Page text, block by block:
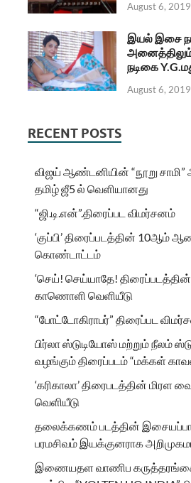
August 6, 2019
இயல் இசை
அனைத்திலும்
நடிகை
August 6, 2019
RECENT POSTS
விஜய் ஆண்டனியின் “நூறு சாமி”
தமிழ் ஜீ5 ல் வெளியானது
“ஜி.டி.என்”.திரைப்பட விமர்சனம்
‘குப்பி’ திரைப்படத்தின் 10ஆம்
கொண்டாட்டம்
‘செய்! செய்யாதே!
காணொளி வெளியீடு
“போட்டோகிராபர்” திரைப்பட
பிர்லா ஸ்டுடியோஸ் மற்றும் நீலம்
வழங்கும் திரைப்படம் “மக்கள்
‘கரிகாலா’ திரைபடத்தின் மிரள
வெளியீடு
தலைக்கணம் படத்தின்
பரமசிவம் இயக்குனராக
இணையதள வாணிப